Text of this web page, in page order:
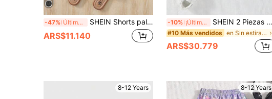
-47% Último día SHEIN Shorts palazzo con lentejuelas de estilo informal de vacaciones para niña preadolescente
ARS$11.140
-10% ¡Últimos 3 días SHEIN 2 Piezas De Shorts Con Recubrimiento Para Adolescentes Con Cinturilla Elástica Y Coloridos Para Verano
#10 Más vendidos en Sin estiramiento Pantalones cortos para niñas p
ARS$30.779
8-12 Years 8-12 Years